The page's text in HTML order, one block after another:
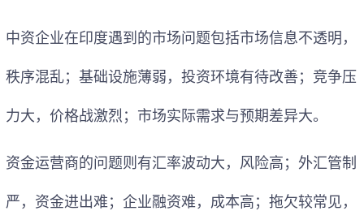
中资企业在印度遇到的市场问题包括市场信息不透明，
秩序混乱；基础设施薄弱，投资环境有待改善；竞争压
力大，价格战激烈；市场实际需求与预期差异大。
资金运营商的问题则有汇率波动大，风险高；外汇管制
严，资金进出难；企业融资难，成本高；拖欠较常见，